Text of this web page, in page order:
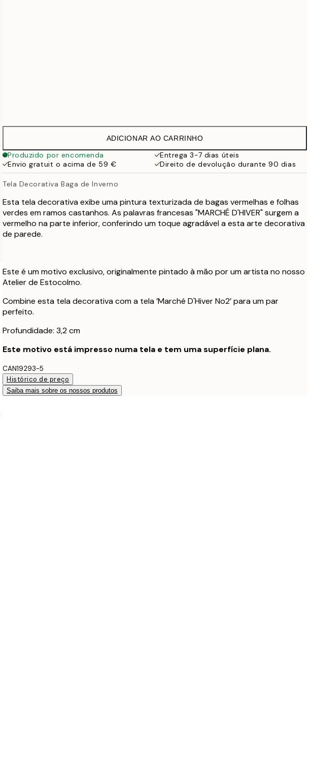
ADICIONAR AO CARRINHO
Produzido por encomenda
Entrega 3-7 dias úteis
Envio gratuit o acima de 59 €
Direito de devolução durante 90 dias
Tela Decorativa Baga de Inverno
Esta tela decorativa exibe uma pintura texturizada de bagas vermelhas e folhas
verdes em ramos castanhos. As palavras francesas "MARCHÉ D'HIVER" surgem a
vermelho na parte inferior, conferindo um toque agradável a esta arte decorativa
de parede.
Este é um motivo exclusivo, originalmente pintado à mão por um artista no nosso
Atelier de Estocolmo.
Combine esta tela decorativa com a tela ’Marché D'Hiver No2’ para um par
perfeito.
Profundidade: 3,2 cm
Este motivo está impresso numa tela e tem uma superfície plana.
CAN19293-5
Histórico de preço
Saiba mais sobre os nossos produtos